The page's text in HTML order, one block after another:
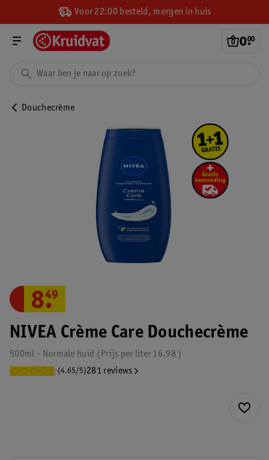
Voor 22:00 besteld, morgen in huis
0.
00
Douchecrème
NIVEA Crème Care Douchecrème
500ml - Normale huid 16.98
Prijs per liter
(4.65/5)281 reviews
8.
49